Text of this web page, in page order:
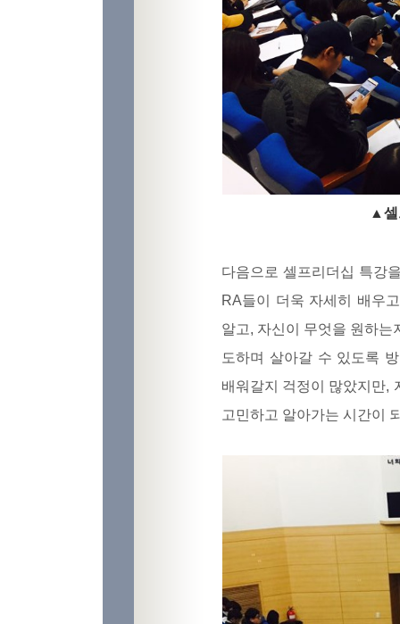
▲셀
다음으로 셀프리더십 특강
RA들이 더욱 자세히 배우
알고, 자신이 무엇을 원하
도하며 살아갈 수 있도록
배워갈지 걱정이 많았지만,
고민하고 알아가는 시간이